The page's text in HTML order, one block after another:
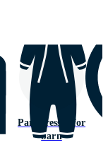
Parkdresser for
barn